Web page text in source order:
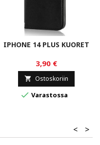
IPHONE 14 PLUS KUORET
3,90 €
 Ostoskoriin
 Varastossa
>
<